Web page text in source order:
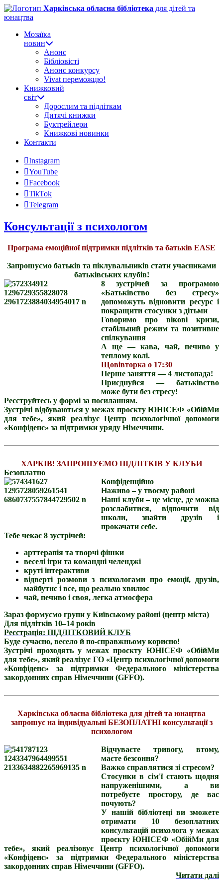
Харківська обласна бібліотека для дітей та
юнацтва
Мозаїка
новин
Анонс
Бібліовісті
Анонс конкурсу
Vivat переможцю!
Книжковий
світ
Дорослим та підліткам
Дитячі книжки
Буктрейлери
Книжкові новинки
Контакти
Instagram
YouTube
Facebook
TikTok
Telegram
Консультації з психологом
Програма емоційної підтримки підлітків та батьків EASE
Запрошуємо батьків та піклувальників стати учасниками
батьківських клубів!
8 зустрічей за програмою
«Батьківство без стресу»
допоможуть відновити ресурс і
покращити стосунки з дітьми
Говоримо про вікові кризи,
стабільний режим та позитивне
спілкування
А ще — кава, чай, печиво у
теплому колі.
Щовівторка о 17:30
Перше заняття — 4 листопада!
Приєднуйся — батьківство
може бути без стресу!
Реєструйтесь у формі за посиланням.
Зустрічі відбуваються у межах проєкту ЮНІСЕФ «ОбійМи
для тебе», який реалізує Центр психологічної допомоги
«Конфіденс» за підтримки уряду Німеччини.
ХАРКІВ! ЗАПРОШУЄМО ПІДЛІТКІВ У КЛУБИ
Безоплатно
Конфіденційно
Наживо – у твоєму районі
Наші клуби – це місце, де можна
розслабитися, відпочити від
школи, знайти друзів і
прокачати себе.
Тебе чекає 8 зустрічей:
арттерапія та творчі фішки
веселі ігри та командні челенджі
круті інтерактиви
відверті розмови з психологами про емоції, друзів,
майбутнє і все, що реально хвилює
чай, печиво і своя, легка атмосфера
Зараз формуємо групи у Київському районі (центр міста)
Для підлітків 10–14 років
Реєстрація: ПІДЛІТКОВИЙ КЛУБ
Буде сучасно, весело й по-справжньому корисно!
Зустрічі проходять у межах проєкту ЮНІСЕФ «ОбійМи
для тебе», який реалізує ГО «Центр психологічної допомоги
«Конфіденс» за підтримки Федерального міністерства
закордонних справ Німеччини (GFFO).
Харківська обласна бібліотека для дітей та юнацтва
запрошує на індивідуальні БЕЗОПЛАТНІ консультації з
психологом
Відчуваєте тривогу, втому,
маєте безсоння?
Важко справлятися зі стресом?
Стосунки в сім'ї стають щодня
напруженішими, а ви
потребуєте простору, де вас
почують?
У нашій бібліотеці ви зможете
отримати 10 безоплатних
консультацій психолога у межах
проєкту ЮНІСЕФ «ОбійМи для
тебе», який реалізовує Центр психологічної допомоги
«Конфіденс» за підтримки Федерального міністерства
закордонних справ Німеччини (GFFO).
Читати далі